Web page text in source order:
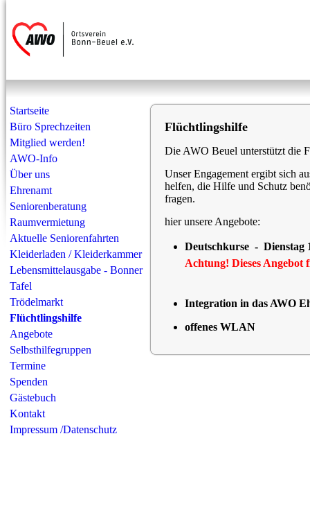
Startseite
Büro Sprechzeiten
Mitglied werden!
AWO-Info
Über uns
Ehrenamt
Seniorenberatung
Raumvermietung
Aktuelle Seniorenfahrten
Kleiderladen / Kleiderkammer
Lebensmittelausgabe - Bonner
Tafel
Trödelmarkt
Flüchtlingshilfe
Angebote
Selbsthilfegruppen
Termine
Spenden
Gästebuch
Kontakt
Impressum /Datenschutz
Flüchtlingshilfe
Die AWO Beuel unterstützt die
Unser Engagement ergibt sich
helfen, die Hilfe und Schutz
fragen.
hier unsere Angebote:
Deutschkurse - Dienstag
Achtung! Dieses Angebot
Integration in das AWO
offenes WLAN